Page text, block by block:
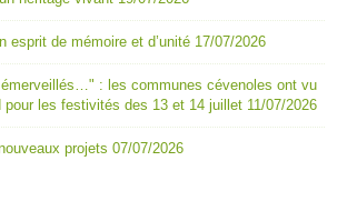
esprit de mémoire et d’unité 17/07/2026
: les communes cévenoles ont vu
pour les festivités des 13 et 14 juillet 11/07/2026
projets 07/07/2026